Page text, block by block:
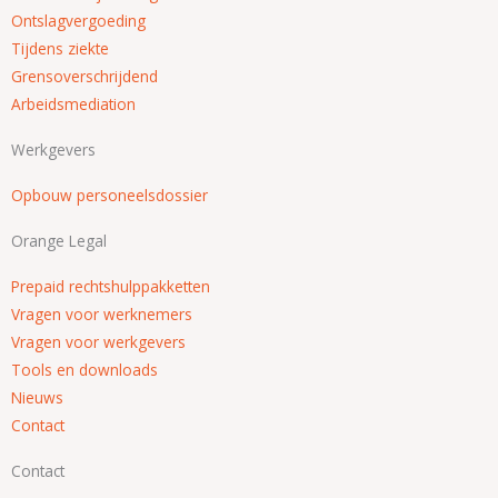
Ontslagvergoeding
Tijdens ziekte
Grensoverschrijdend
Arbeidsmediation
Werkgevers
Opbouw personeelsdossier
Orange Legal
Prepaid rechtshulppakketten
Vragen voor werknemers
Vragen voor werkgevers
Tools en downloads
Nieuws
Contact
Contact